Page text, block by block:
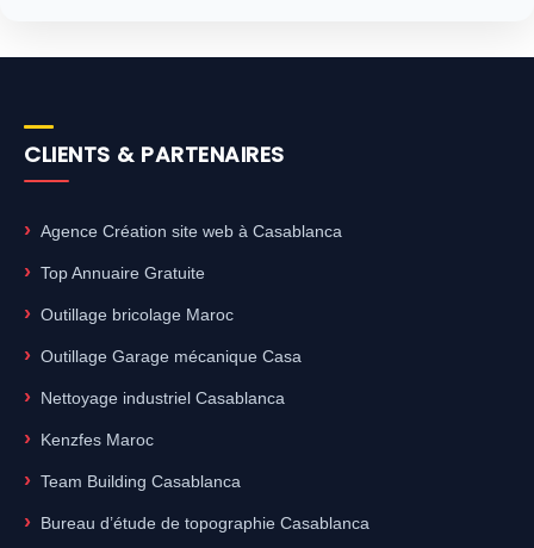
CLIENTS & PARTENAIRES
Agence Création site web à Casablanca
Top Annuaire Gratuite
Outillage bricolage Maroc
Outillage Garage mécanique Casa
Nettoyage industriel Casablanca
Kenzfes Maroc
Team Building Casablanca
Bureau d’étude de topographie Casablanca